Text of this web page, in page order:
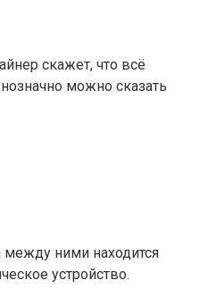
скажет, что всё
можно сказать
между ними находится
устройство.